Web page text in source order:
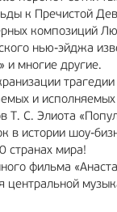
к Пречистой
композиций
нью-эйджа
и многие другие.
и
Т. С. Элиота
в истории шоу-
странах мира!
фильма